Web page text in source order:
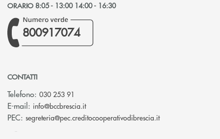
ORARIO 8:05 - 13:00 14:00 - 16:30
800917074
CONTATTI
Telefono: 030 253 91
E-mail: info@bccbrescia.it(si apre l’app di posta elettronica)
PEC: segreteria@pec.creditocooperativodibrescia.it(si apre l’app di